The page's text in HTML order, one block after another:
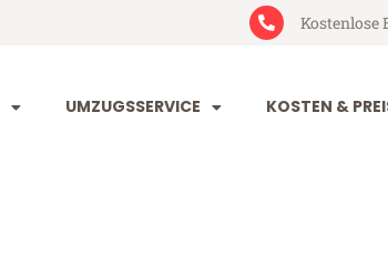
Kostenlose
UMZUGSSERVICE KOSTEN &